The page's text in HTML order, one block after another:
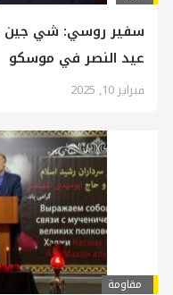
سفير روسي: شي جين
عيد النصر في موسكو
فبراير 10, 2025
مقاومة